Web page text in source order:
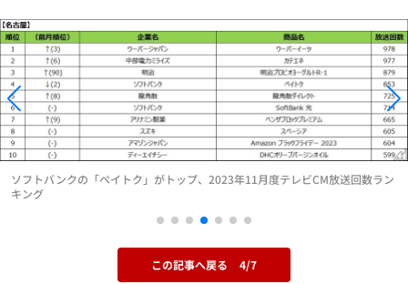
ソフトバンクの「ペイトク」がトップ、2023年11月度テレビCM放送回数ラン
キング
この記事へ戻る 4/7